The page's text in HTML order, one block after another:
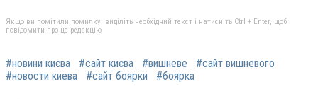
Якщо ви помітили помилку, виділіть необхідний текст і натисніть Ctrl + Enter, щоб
повідомити про це редакцію
#новини києва #сайт києва #вишневе
#сайт вишневого
#новости киева
#сайт боярки #боярка